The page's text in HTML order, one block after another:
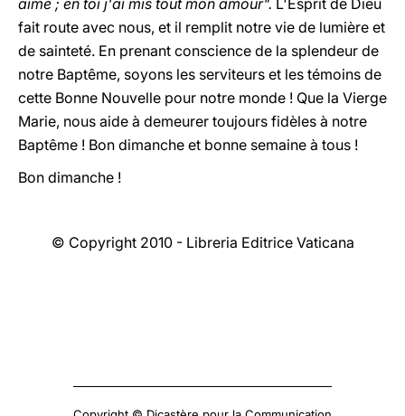
aimé ; en toi j'ai mis tout mon amour". L'Esprit de Dieu
fait route avec nous, et il remplit notre vie de lumière et
de sainteté. En prenant conscience de la splendeur de
notre Baptême, soyons les serviteurs et les témoins de
cette Bonne Nouvelle pour notre monde ! Que la Vierge
Marie, nous aide à demeurer toujours fidèles à notre
Baptême ! Bon dimanche et bonne semaine à tous !
Bon dimanche !
© Copyright 2010 - Libreria Editrice Vaticana